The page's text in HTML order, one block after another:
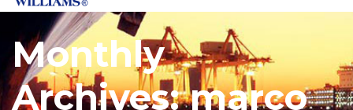
Monthly
Archives: março